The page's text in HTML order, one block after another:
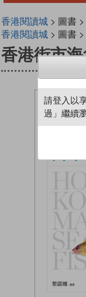
香港閱讀城> 圖書 >
香港閱讀城> 圖書 >
香港街市
請登入以
過」繼續